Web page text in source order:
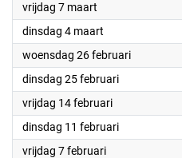
vrijdag 7 maart
dinsdag 4 maart
woensdag 26 februari2025
dinsdag 25 februari2025
vrijdag 14 februari2025
dinsdag 11 februari2025
vrijdag 7 februari2025